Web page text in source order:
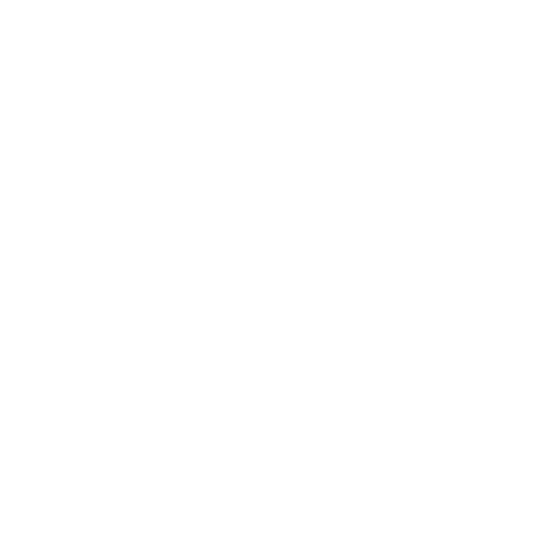
are used to help us analyze how the website is used and to offer